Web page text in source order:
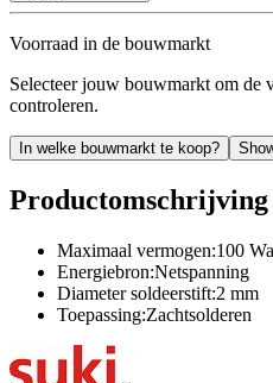
Voorraad in de bouwmarkt
Selecteer jouw bouwmarkt om de
controleren.
In welke bouwmarkt te koop?
Productomschrijving
Maximaal vermogen:100
Energiebron:Netspanning
Diameter soldeerstift:2 mm
Toepassing:Zachtsolderen